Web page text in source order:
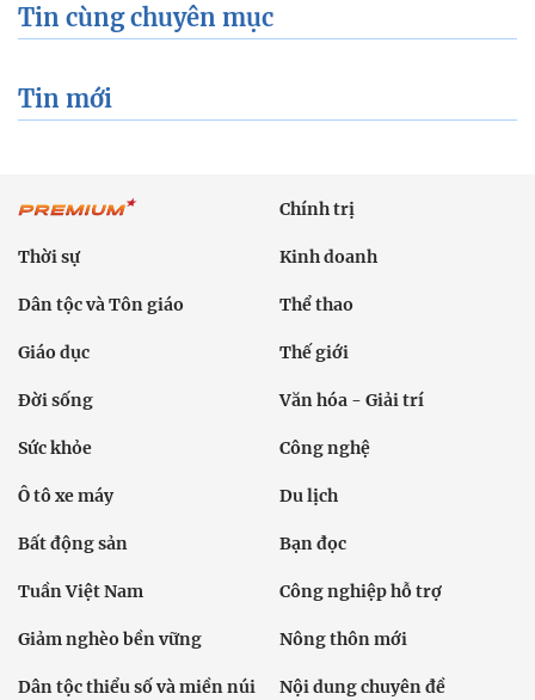
Tin cùng chuyên mục
Tin mới
Chính trị
Thời sự Kinh doanh
Dân tộc và Tôn giáo Thể thao
Giáo dục Thế giới
Đời sống Văn hóa - Giải trí
Sức khỏe Công nghệ
Ô tô xe máy Du lịch
Bất động sản Bạn đọc
Tuần Việt Nam Công nghiệp hỗ trợ
Giảm nghèo bền vững Nông thôn mới
Dân tộc thiểu số và miền núi Nội dung chuyên đề